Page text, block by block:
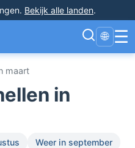
. Bekijk alle landen.
🌐 ☰
maart
in
Weer in september